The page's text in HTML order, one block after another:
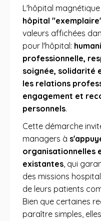
L'hôpital
hôpital
valeurs affichées
pour l'hôpital:
professionnelle,
soignée, solidarité
les relations
engagement et
personnels.
Cette démarche
managers à
organisationnelles
existantes, qui
des missions
de leurs patients
Bien que certaines
paraître simples,